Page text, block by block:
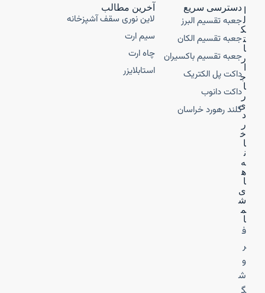
ل
ک
ت
ا
ر
ج
ا
ر
ی
د
ر
خ
ا
ن
ه‌
ه
ا
ی
ش
م
ا
ف
ر
و
ش
دسترسی سریع
جعبه تقسیم البرز
جعبه تقسیم الکان
جعبه تقسیم باکسیران
داکت پل الکتریک
داکت دانوب
گلند رهورد خراسان
آخرین مطالب
لاین نوری سقف آشپزخانه
سیم ارت
چاه ارت
استابلایزر